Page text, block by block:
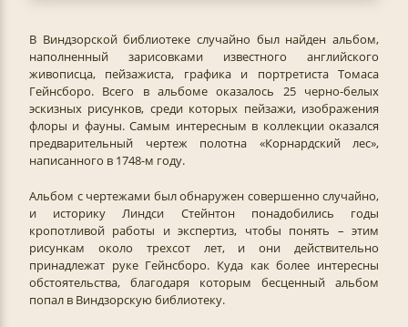
В Виндзорской библиотеке случайно был найден альбом,
наполненный зарисовками известного английского
живописца, пейзажиста, графика и портретиста Томаса
Гейнсборо. Всего в альбоме оказалось 25 черно-белых
эскизных рисунков, среди которых пейзажи, изображения
флоры и фауны. Самым интересным в коллекции оказался
предварительный чертеж полотна «Корнардский лес»,
написанного в 1748-м году.
Альбом с чертежами был обнаружен совершенно случайно,
и историку Линдси Стейнтон понадобились годы
кропотливой работы и экспертиз, чтобы понять – этим
рисункам около трехсот лет, и они действительно
принадлежат руке Гейнсборо. Куда как более интересны
обстоятельства, благодаря которым бесценный альбом
попал в Виндзорскую библиотеку.